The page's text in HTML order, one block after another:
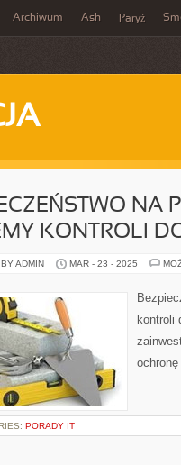
Archiwum Ash Paryż
NA
KONTROLI
ADMIN MAR - 23 - 2025
kontroli
PORADY IT